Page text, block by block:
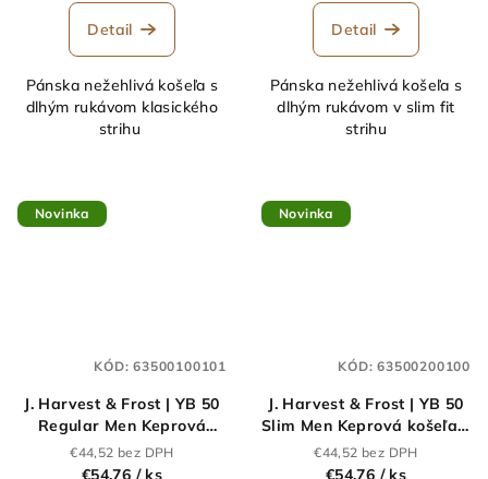
Detail
Pánska nežehlivá košeľa s
dlhým rukávom klasického
strihu
Detail
Pánska nežehlivá košeľa s
dlhým rukávom v slim fit
strihu
Novinka
J. Harvest & Frost | YB 50
Regular Men Keprová
košeľa s dlhým
rukávom_63.5001
€44,52 bez DPH
€54,76 / ks
KÓD:63500100101
Novinka
J. Harvest & Frost | YB 50
Slim Men Keprová košeľa s
dlhým rukávom_63.5002
€44,52 bez DPH
€54,76 / ks
KÓD:63500200100